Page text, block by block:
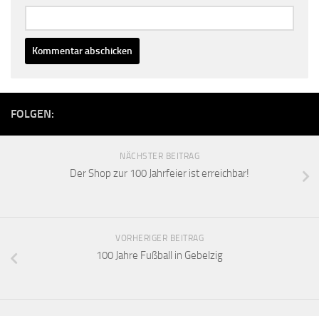
FOLGEN:
NÄCHSTER BEITRAG
Der Shop zur 100 Jahrfeier ist erreichbar!
VORHERIGER BEITRAG
100 Jahre Fußball in Gebelzig